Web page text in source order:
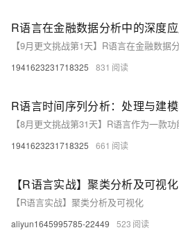
1941623231718325 831
1941623231718325 661
【R语言实战】聚类分析及可视化
【R语言实战】聚类分析及可视化
aliyun1645995785-22449 523